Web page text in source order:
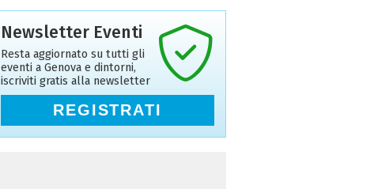
Newsletter Eventi
Resta aggiornato su tutti gli
eventi a Genova e dintorni,
iscriviti gratis alla newsletter
REGISTRATI